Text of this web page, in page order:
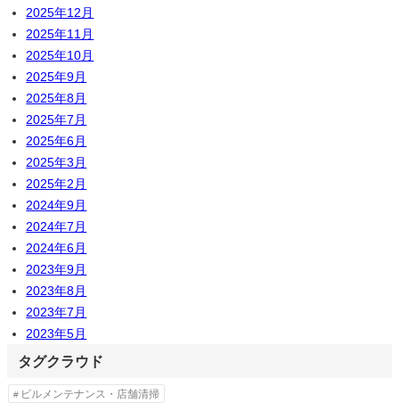
2025年12月
2025年11月
2025年10月
2025年9月
2025年8月
2025年7月
2025年6月
2025年3月
2025年2月
2024年9月
2024年7月
2024年6月
2023年9月
2023年8月
2023年7月
2023年5月
タグクラウド
ビルメンテナンス・店舗清掃